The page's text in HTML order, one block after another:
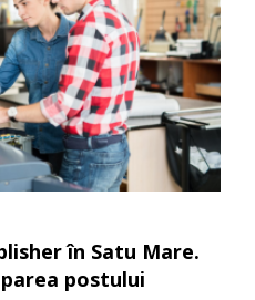
în Satu Mare.
postului